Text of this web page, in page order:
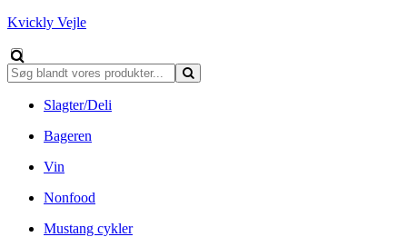
Kvickly Vejle
Slagter/Deli
Bageren
Vin
Nonfood
Mustang cykler